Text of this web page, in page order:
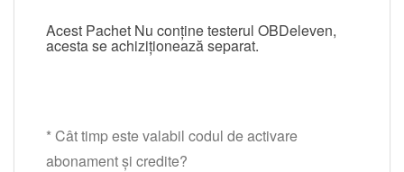
Acest Pachet Nu conține testerul OBDeleven,
acesta se achiziționează separat.
* Cât timp este valabil codul de activare
abonament și credite?